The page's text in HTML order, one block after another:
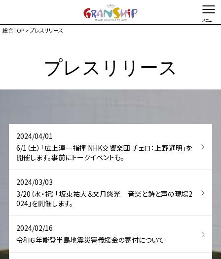
総合TOP お問い合わせ・ご意見 Foreign language
総合TOP> プレスリリース
プレスリリース
2024/04/01
6/1（土）「広上淳一指揮 NHK交響楽団 チェロ：上野通明」を
開催します。事前にトークイベントも。
2024/03/03
3/20（水・祝）「坂東祐大＆文月悠光 音楽と詩と声の現場2
024」を開催します。
2024/02/16
令和６年能登半島地震災害義援金の寄付について